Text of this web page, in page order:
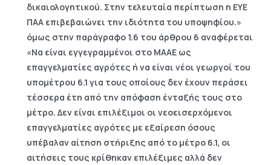
δικαιολογητικού. Στην τελευταία περίπτωση η ΕΥΕ
ΠΑΑ επιβεβαιώνει την ιδιότητα του υποψηφίου.»
όμως στην παράγραφο 1.6 του άρθρου 6 αναφέρεται
«Να είναι εγγεγραμμένοι στο ΜΑΑΕ ως
επαγγελματίες αγρότες ή να είναι νέοι γεωργοί του
υπομέτρου 6.1 για τους οποίους δεν έχουν περάσει
τέσσερα έτη από την απόφαση ένταξής τους στο
μέτρο. Δεν είναι επιλέξιμοι οι νεοεισερχόμενοι
επαγγελματίες αγρότες με εξαίρεση όσους
υπέβαλαν αίτηση στήριξης από το μέτρο 6.1, οι
αιτήσεις τους κρίθηκαν επιλέξιμες αλλά δεν